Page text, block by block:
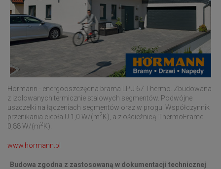
Hörmann - energooszczędna brama LPU 67 Thermo. Zbudowana
z izolowanych termicznie stalowych segmentów. Podwójne
uszczelki na łączeniach segmentów oraz w progu. Współczynnik
przenikania ciepła U 1,0 W/(m2K), a z ościeżnicą ThermoFrame
0,88 W/(m2K).
www.hormann.pl
Budowa zgodna z zastosowaną w dokumentacji technicznej